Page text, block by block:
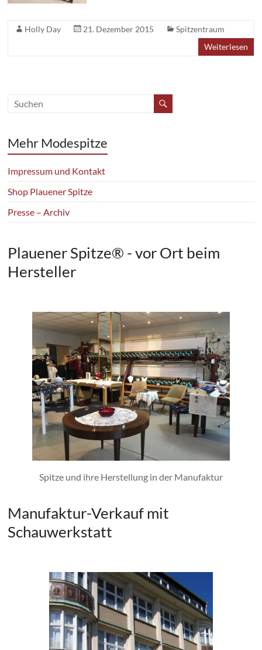
Holly Day 21. Dezember 2015
Spitzentraum
Weiterlesen
Mehr Modespitze
Impressum und Kontakt
Shop Plauener Spitze
Presse – Archiv
Plauener Spitze® - vor Ort beim
Hersteller
Spitze und ihre Herstellung in der Manufaktur
Manufaktur-Verkauf mit
Schauwerkstatt